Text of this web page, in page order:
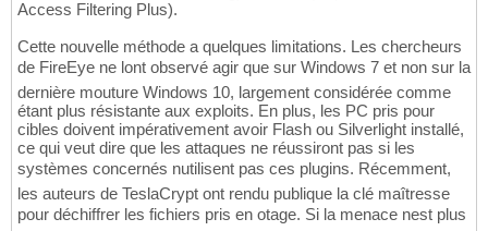
Access Filtering Plus).
Cette nouvelle méthode a quelques limitations. Les chercheurs
de FireEye ne lont observé agir que sur Windows 7 et non sur la
dernière mouture Windows 10, largement considérée comme
étant plus résistante aux exploits. En plus, les PC pris pour
cibles doivent impérativement avoir Flash ou Silverlight installé,
ce qui veut dire que les attaques ne réussiront pas si les
systèmes concernés nutilisent pas ces plugins. Récemment,
les auteurs de TeslaCrypt ont rendu publique la clé maîtresse
pour déchiffrer les fichiers pris en otage. Si la menace nest plus